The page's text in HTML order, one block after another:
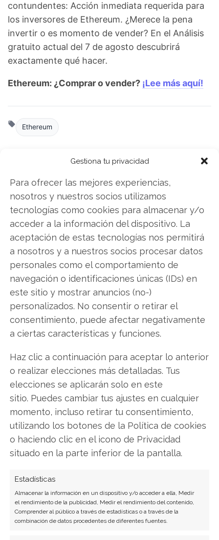
Gestiona tu privacidad
Para ofrecer las mejores experiencias,
nosotros y nuestros socios utilizamos
tecnologías como cookies para almacenar y/o
acceder a la información del dispositivo. La
aceptación de estas tecnologías nos permitirá
a nosotros y a nuestros socios procesar datos
personales como el comportamiento de
navegación o identificaciones únicas (IDs) en
este sitio y mostrar anuncios (no-)
personalizados. No consentir o retirar el
consentimiento, puede afectar negativamente
a ciertas características y funciones.
Haz clic a continuación para aceptar lo anterior
o realizar elecciones más detalladas. Tus
elecciones se aplicarán solo en este
sitio. Puedes cambiar tus ajustes en cualquier
momento, incluso retirar tu consentimiento,
utilizando los botones de la Política de cookies
o haciendo clic en el icono de Privacidad
situado en la parte inferior de la pantalla.
Estadísticas
Almacenar la información en un dispositivo y/o acceder a ella, Medir
el rendimiento de la publicidad, Medir el rendimiento del contenido,
Comprender al público a través de estadísticas o a través de la
combinación de datos procedentes de diferentes fuentes.
contundentes: Acción inmediata requerida para
los inversores de Ethereum. ¿Merece la pena
invertir o es momento de vender? En el Análisis
gratuito actual del 7 de agosto descubrirá
exactamente qué hacer.
Ethereum: ¿Comprar o vender? ¡Lee más aquí!
Ethereum
Twitter
Facebook
Copiar enlace
SOBRE EL AUTOR
Laura Fernández Silva
Analista tecnológica enfocada en innovación digital,
comercio electrónico y aplicaciones móviles.
Colaboradora habitual en medios especializados
del sector tech.
Ver todos los artículos →